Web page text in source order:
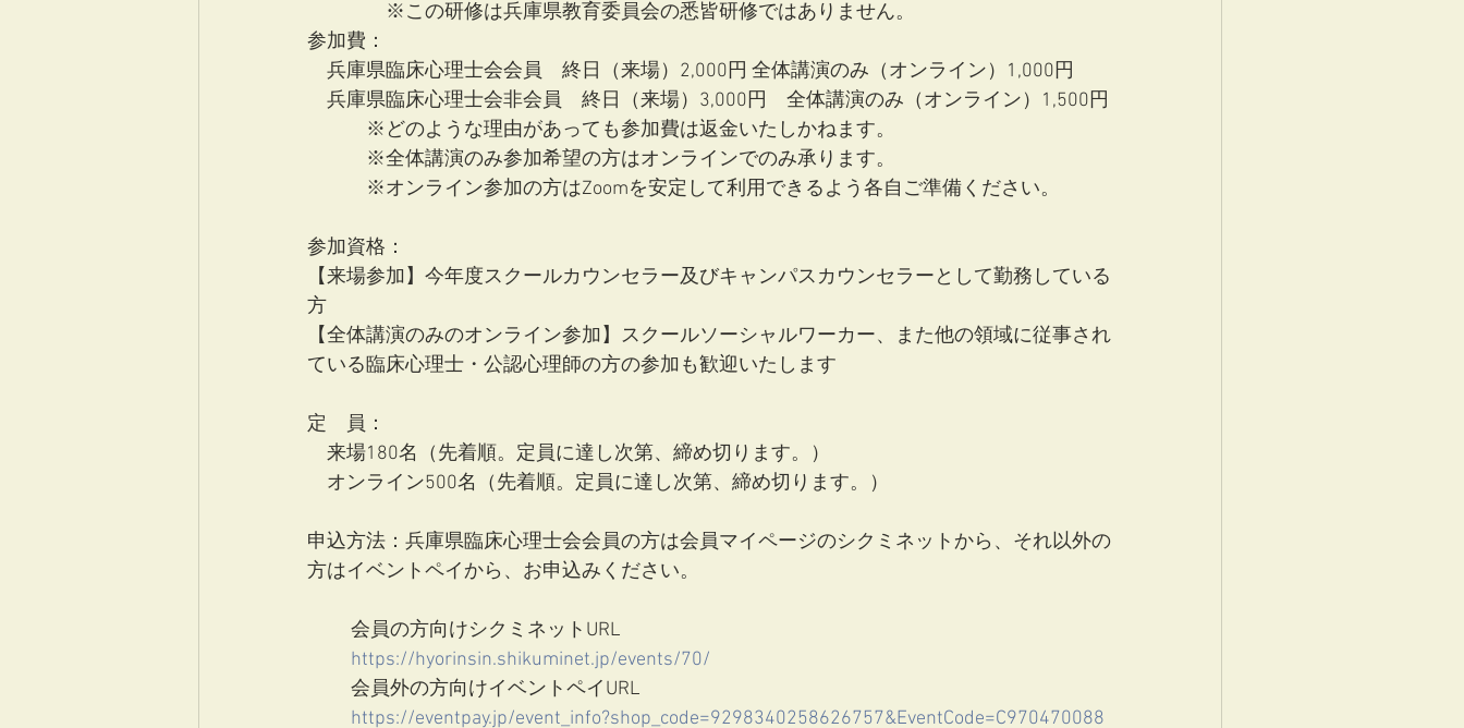
※この研修は兵庫県教育委員会の悉皆研修ではありません。
参加費：
兵庫県臨床心理士会会員　終日（来場）2,000円 全体講演のみ（オンライン）1,000円
兵庫県臨床心理士会非会員　終日（来場）3,000円　全体講演のみ（オンライン）1,500円
※どのような理由があっても参加費は返金いたしかねます。
※全体講演のみ参加希望の方はオンラインでのみ承ります。
※オンライン参加の方はZoomを安定して利用できるよう各自ご準備ください。
参加資格：
【来場参加】今年度スクールカウンセラー及びキャンパスカウンセラーとして勤務している
方
【全体講演のみのオンライン参加】スクールソーシャルワーカー、また他の領域に従事され
ている臨床心理士・公認心理師の方の参加も歓迎いたします
定　員：
来場180名（先着順。定員に達し次第、締め切ります。）
オンライン500名（先着順。定員に達し次第、締め切ります。）
申込方法：兵庫県臨床心理士会会員の方は会員マイページのシクミネットから、それ以外の
方はイベントペイから、お申込みください。
会員の方向けシクミネットURL
https://hyorinsin.shikuminet.jp/events/70/
会員外の方向けイベントペイURL
https://eventpay.jp/event_info?shop_code=9298340258626757&EventCode=C970470088